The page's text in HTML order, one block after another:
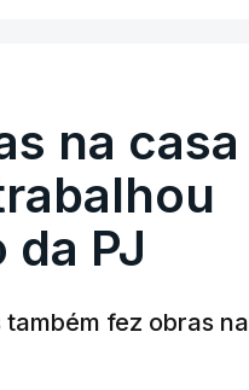
na casa
PJ
fez obras na